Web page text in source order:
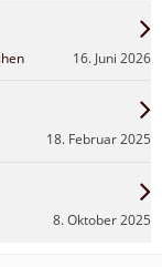
16. Juni 2026
18. Februar 2025
8. Oktober 2025